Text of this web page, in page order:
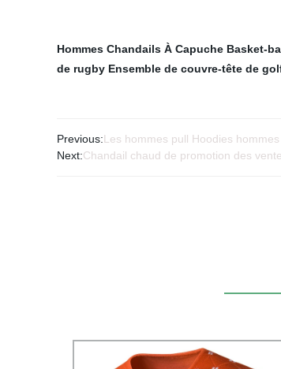
Hommes Chandails À Capuche Basket-
de rugby Ensemble de couvre-tête de
Previous:Les hommes pull Hoodies
Next:Chandail chaud de promotion des